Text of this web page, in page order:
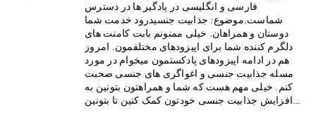
utm_campaign=sex15_promo&utm_medium=p
odcast Go HERE to save 15% off your first
order. سایت انگلیسی پادکست
سکسولوژی:http://www.sexologypodcast.comچ
ک لیست رایگانِ 75 روش برای گرم کردن رابطه
زناشویی:https://zaya.io/z0dvyچک لیست رایگانِ
راهنمایی هایی برای نعوظ
همیشگی:https://zaya.io/jmdgqما را در صفحات
سنت اسلام چیست؟· بررسی احساسات مثبت و
منفی زوجین در روابط باز· بررسی تجربیات
افرادی که در این گونه روابط بوده انددرباره دکتر
نازنین معالیدکتر نازنین معالی، روانشناس بالینی و
پژوهشگر روابط جنسی، دارای بورد فوق تخصصی در
بیمارستان کایزر هستند. هم اکنون مطب ایشان در
شهر لس آنجلس به صورت ویدیو تراپی، پذیرای
درمان مدد جویان می باشد. دکتر معالی با مطالعات و
فارسی و انگلیسی در پادگیر ها در دسترس
شماست.موضوع: جذابیت جنسیدرود خدمت شما
دوستان و همراهان. خیلی ممنونم بابت کامنت های
دلگرم کننده شما برای اپیزودهای مختلفمون. امروز
هم در ادامه اپیزودهای پادکستمون میخوام در مورد
مسله جذابیت جنسی و اغواگری های جنسی صحبت
کنم. خیلی مهم هست که شما و همراهتون بتونین به
افزایش جذابیت جنسی خودتون کمک کنین تا بتونین